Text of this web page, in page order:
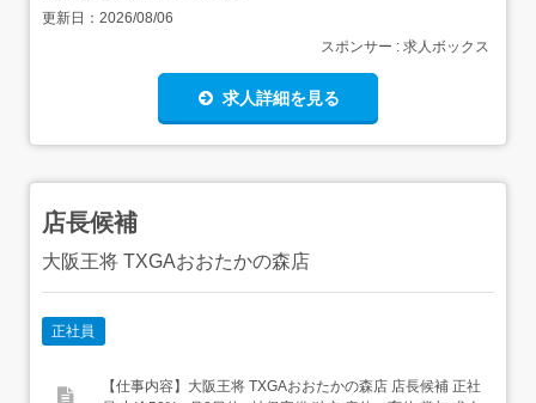
更新日： 2026/08/06
スポンサー : 求人ボックス
求人詳細を見る
店長候補
大阪王将 TXGAおおたかの森店
正社員
【仕事内容】大阪王将 TXGAおおたかの森店 店長候補 正社